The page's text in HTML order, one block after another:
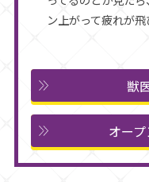
ン上がって疲れが飛
獣
オー